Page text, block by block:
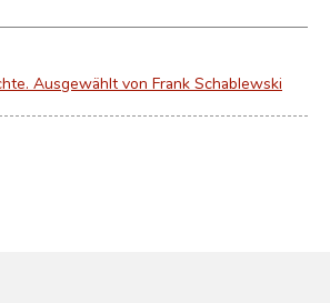
Ausgewählt von Frank Schablewski